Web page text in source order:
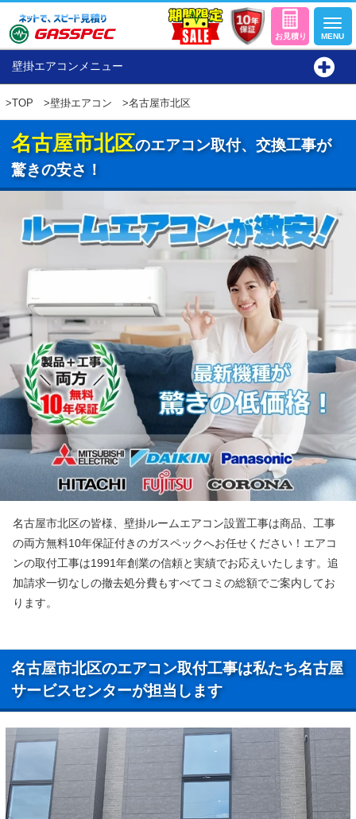
壁掛エアコンメニュー
>TOP >壁掛エアコン >名古屋市北区
名古屋市北区のエアコン取付、交換工事が
驚きの安さ！
名古屋市北区の皆様、壁掛ルームエアコン設置工事は商品、工事
の両方無料10年保証付きのガスペックへお任せください！エアコ
ンの取付工事は1991年創業の信頼と実績でお応えいたします。追
加請求一切なしの撤去処分費もすべてコミの総額でご案内してお
ります。
名古屋市北区のエアコン取付工事は私たち名古屋
サービスセンターが担当します